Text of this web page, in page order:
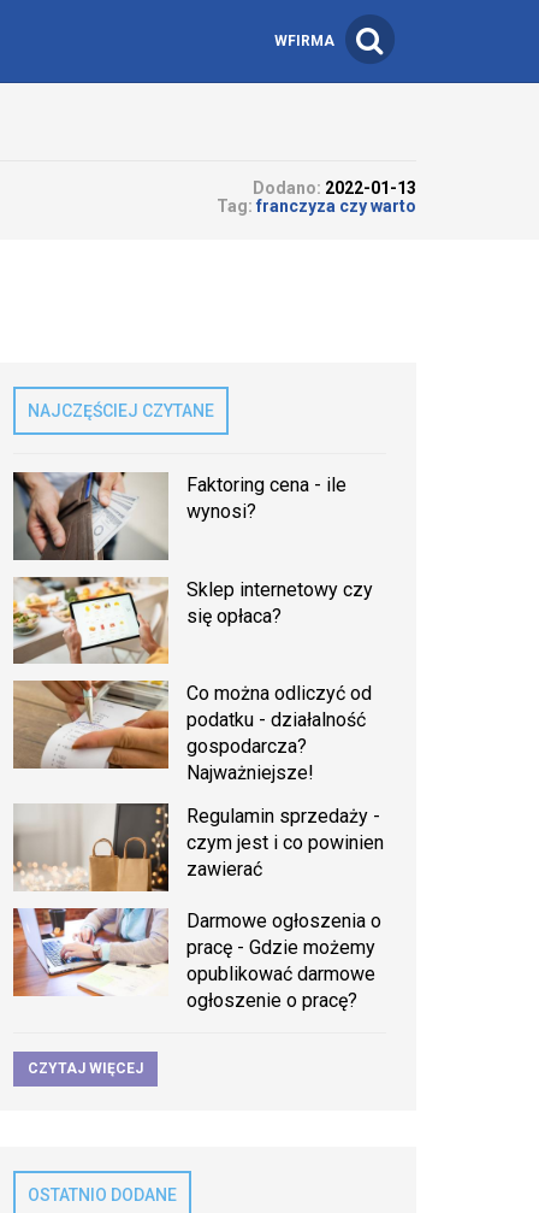
WFIRMA
Dodano: 2022-01-13
Tag: franczyza czy warto
NAJCZĘŚCIEJ CZYTANE
Faktoring cena - ile
wynosi?
Sklep internetowy czy
się opłaca?
Co można odliczyć od
podatku - działalność
gospodarcza?
Najważniejsze!
Regulamin sprzedaży -
czym jest i co powinien
zawierać
Darmowe ogłoszenia o
pracę - Gdzie możemy
opublikować darmowe
ogłoszenie o pracę?
CZYTAJ WIĘCEJ
OSTATNIO DODANE